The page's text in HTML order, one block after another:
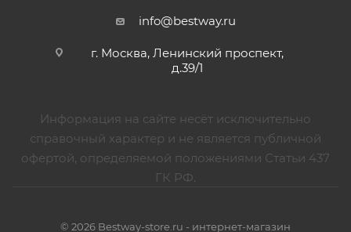
info@bestway.ru
г. Москва, Ленинский проспект,
д.39/1
Информация на сайте несёт исключительно
справочный характер и не является публичной
офертой, определяемой положениями Статьи 437
ГК РФ.
© 2026 Bestway-store.ru - интернет-магазин